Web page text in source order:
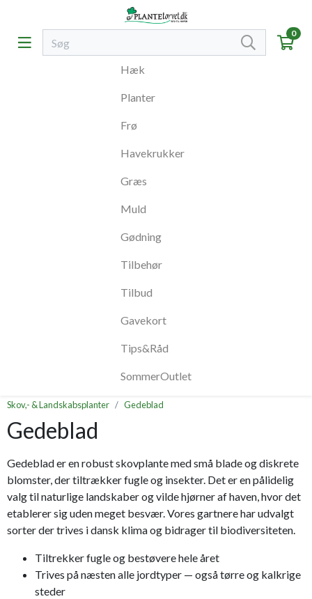
0
Hæk
Planter
Frø
Havekrukker
Græs
Muld
Gødning
Tilbehør
Tilbud
Gavekort
Tips&Råd
SommerOutlet
Skov,- & Landskabsplanter Gedeblad
Gedeblad
Gedeblad er en robust skovplante med små blade og diskrete
blomster, der tiltrækker fugle og insekter. Det er en pålidelig
valg til naturlige landskaber og vilde hjørner af haven, hvor det
etablerer sig uden meget besvær. Vores gartnere har udvalgt
sorter der trives i dansk klima og bidrager til biodiversiteten.
Tiltrekker fugle og bestøvere hele året
Trives på næsten alle jordtyper — også tørre og kalkrige
steder